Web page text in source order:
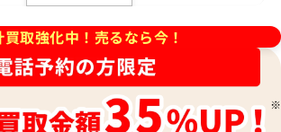
タイン
ブリノス
ドル)
トン
ア
買取強化中！売るなら今！